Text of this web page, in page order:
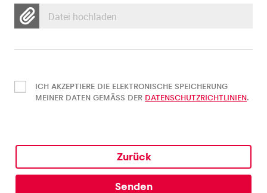
Datei hochladen
ICH AKZEPTIERE DIE ELEKTRONISCHE SPEICHERUNG
MEINER DATEN GEMÄSS DER DATENSCHUTZRICHTLINIEN.
Zurück
Senden